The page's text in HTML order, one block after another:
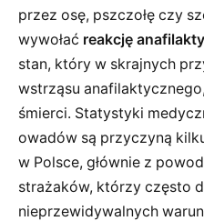
przez osę, pszczołę czy
wywołać reakcję
stan, który w skrajnych
wstrząsu
śmierci. Statystyki
owadów są przyczyną
w Polsce, głównie z
strażaków, którzy często
nieprzewidywalnych